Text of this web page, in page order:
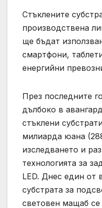
Стъклените
производствена
ще бъдат
смартфони,
енергийни
През последните
дълбоко в
стъклени
милиарда юана
изследването и
технологията за
LED. Днес един от
субстрата за
световен мащаб